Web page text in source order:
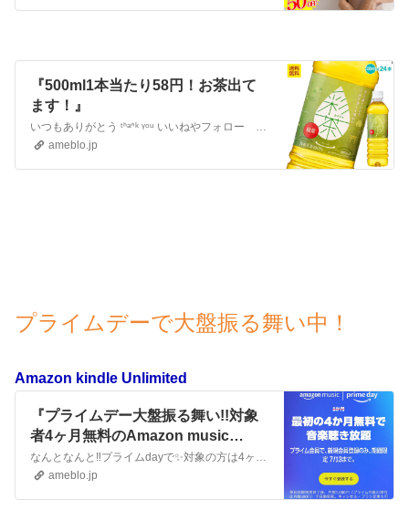
『500ml1本当たり58円！お茶出て
ます！』
いつもありがとう ᵗᑋᵃᐢᵏ ᵞᵒᵘ いいねやフォロー ありがとうございます２人の子育て中の主婦すあまと申します楽しく生きることをモットーに暮らしのお金の使…
ameblo.jp
プライムデーで大盤振る舞い中！
Amazon kindle Unlimited
『プライムデー大盤振る舞い!!対象
者4ヶ月無料のAmazon music
Unlimited』
なんとなんと‼️プライムdayで✨️対象の方は4ヶ月無料で試せますAmazon music Unlimitedこちらから対象かどうかチェックできます♡Prim…
ameblo.jp